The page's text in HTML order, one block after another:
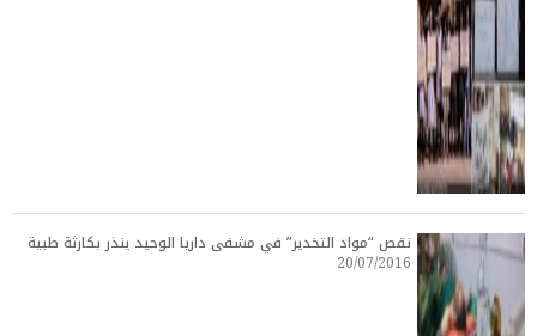
نقص “مواد التخدير” في مشفى داريا الوحيد ينذر بكارثة طبية
20/07/2016